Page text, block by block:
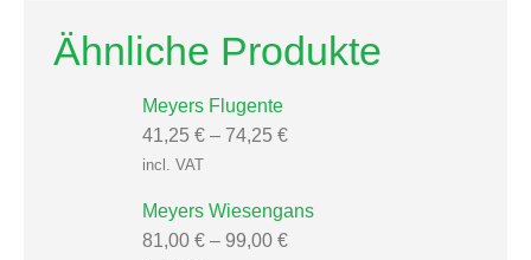
Ähnliche Produkte
Meyers Flugente
41,25 € – 74,25 €
incl. VAT
Meyers Wiesengans
81,00 € – 99,00 €